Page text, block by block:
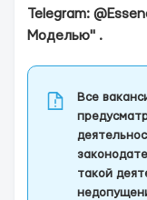
Telegram:
Моделью" .
Все
такой